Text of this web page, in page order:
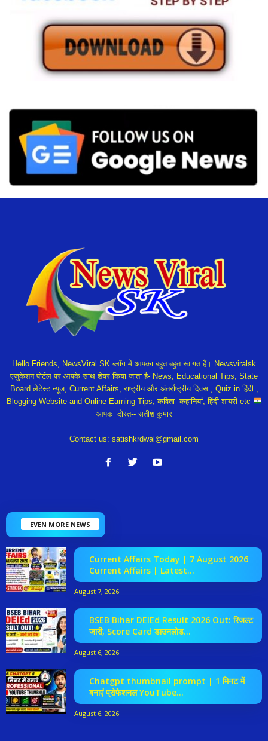
Hello Friends, NewsViral SK ब्लॉग में आपका बहुत बहुत स्वागत हैं। Newsviralsk
एजुकेशन पोर्टल पर आपके साथ शेयर किया जाता है- News, Educational Tips, State
Board लेटेस्ट न्यूज, Current Affairs, राष्ट्रीय और अंतर्राष्ट्रीय दिवस , Quiz in हिंदी ,
Blogging Website and Online Earning Tips, कविता- कहानियां, हिंदी शायरी etc
आपका दोस्त-- सतीश कुमार
Contact us: satishkrdwal@gmail.com
EVEN MORE NEWS
Current Affairs Today | 7 August 2026
Current Affairs | Latest...
August 7, 2026
BSEB Bihar DElEd Result 2026 Out: रिजल्ट
जारी, Score Card डाउनलोड...
August 6, 2026
Chatgpt thumbnail prompt | 1 मिनट में
बनाएं प्रोफेशनल YouTube...
August 6, 2026